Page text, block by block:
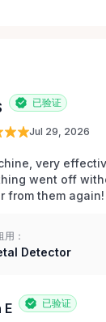
已验证
Jul 29, 2026
very
went off
from them again!
用：
Detector
E 已验证